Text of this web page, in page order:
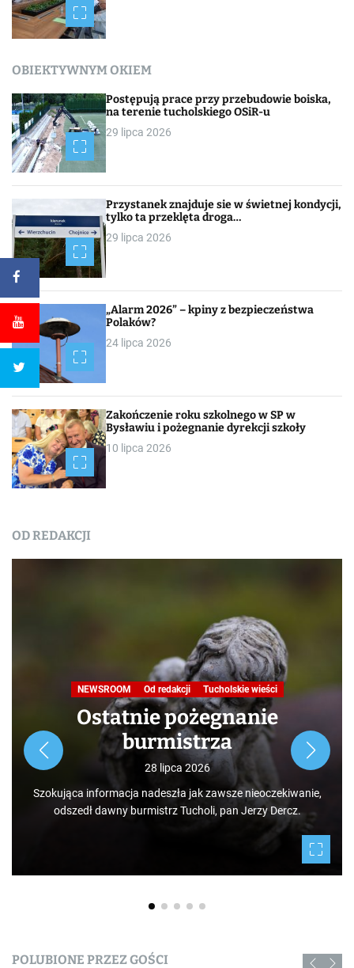
OBIEKTYWNYM OKIEM
Postępują prace przy przebudowie boiska,
na terenie tucholskiego OSiR-u
29 lipca 2026
Przystanek znajduje sie w świetnej kondycji,
tylko ta przeklęta droga…
29 lipca 2026
„Alarm 2026” – kpiny z bezpieczeństwa
Polaków?
24 lipca 2026
Zakończenie roku szkolnego w SP w
Bysławiu i pożegnanie dyrekcji szkoły
10 lipca 2026
OD REDAKCJI
NEWSROOM Od redakcji Tucholskie wieści
Ostatnie pożegnanie
burmistrza
28 lipca 2026
Szokująca informacja nadeszła jak zawsze nieoczekiwanie,
odszedł dawny burmistrz Tucholi, pan Jerzy Dercz.
POLUBIONE PRZEZ GOŚCI